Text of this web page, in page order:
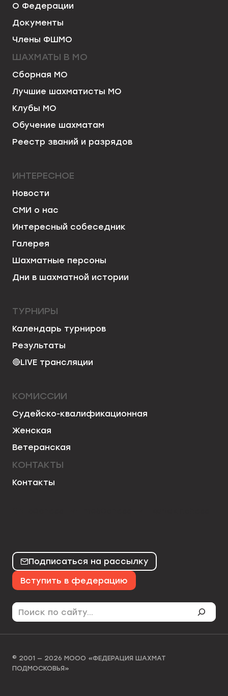
О Федерации
Документы
Члены ФШМО
ШАХМАТЫ В МО
Сборная МО
Лучшие шахматисты МО
Клубы МО
Обучение шахматам
Реестр званий и разрядов
ИНТЕРЕСНОЕ
Новости
СМИ о нас
Интересный собеседник
Галерея
Шахматные персоны
Дни в шахматной истории
ТУРНИРЫ
Календарь турниров
Результаты
🔴LIVE трансляции
КОМИССИИ
Судейско-квалификационная
Женская
Ветеранская
КОНТАКТЫ
Контакты
Подписаться на рассылку
Вступить в федерацию
Поиск
© 2001 — 2026 МООО «ФЕДЕРАЦИЯ ШАХМАТ
ПОДМОСКОВЬЯ»